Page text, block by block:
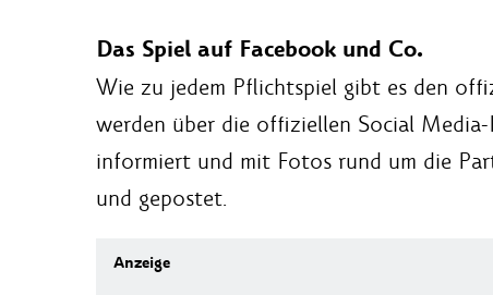
Das Spiel auf Facebook und Co.
Wie zu jedem Pflichtspiel gibt es den
werden über die offiziellen Social Media-
informiert und mit Fotos rund um die
und gepostet.